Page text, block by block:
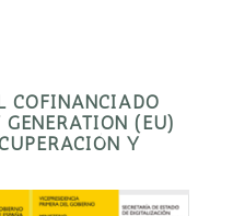
COFINANCIADO
(EU)
Y